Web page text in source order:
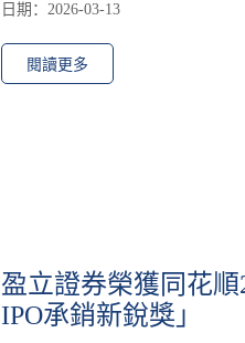
日期：2026-03-13
閱讀更多
盈立證券榮獲同花
IPO承銷新銳獎」